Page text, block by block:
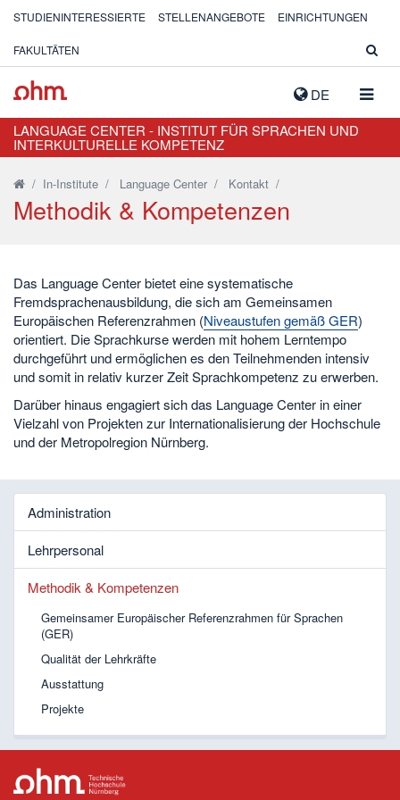
DE
STUDIENINTERESSIERTE STELLENANGEBOTE EINRICHTUNGEN
FAKULTÄTEN
LANGUAGE CENTER - INSTITUT FÜR SPRACHEN UND
INTERKULTURELLE KOMPETENZ
/ In-Institute / Language Center / Kontakt /
Methodik & Kompetenzen
Das Language Center bietet eine systematische
Fremdsprachenausbildung, die sich am Gemeinsamen
Europäischen Referenzrahmen (Niveaustufen gemäß GER)
orientiert. Die Sprachkurse werden mit hohem Lerntempo
durchgeführt und ermöglichen es den Teilnehmenden intensiv
und somit in relativ kurzer Zeit Sprachkompetenz zu erwerben.
Darüber hinaus engagiert sich das Language Center in einer
Vielzahl von Projekten zur Internationalisierung der Hochschule
und der Metropolregion Nürnberg.
Administration
Lehrpersonal
Methodik & Kompetenzen
Gemeinsamer Europäischer Referenzrahmen für Sprachen
(GER)
Qualität der Lehrkräfte
Ausstattung
Projekte